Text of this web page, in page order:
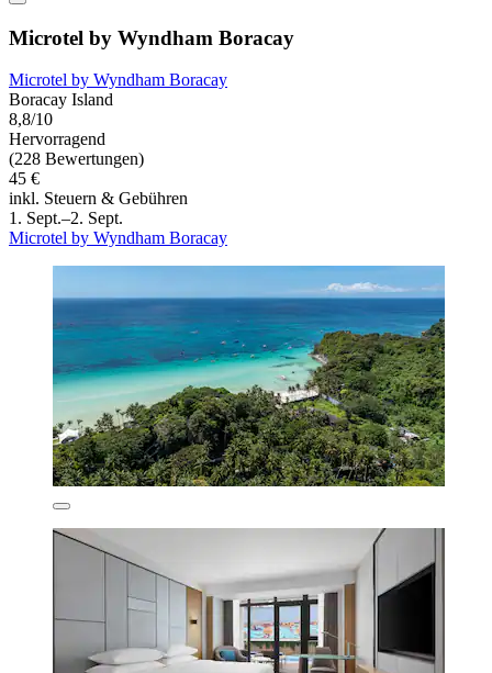
Microtel by Wyndham Boracay
Microtel by Wyndham Boracay
Boracay Island
8,8/10
Hervorragend
(228 Bewertungen)
45 €
inkl. Steuern & Gebühren
1. Sept.–2. Sept.
Microtel by Wyndham Boracay